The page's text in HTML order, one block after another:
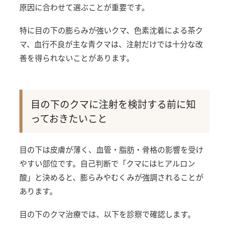
原因に合わせて選ぶことが重要です。
特に目の下の膨らみが強いクマ、色素沈着による茶ク
マ、血行不良が主な青クマは、注射だけでは十分な改
善を得られないことがあります。
目の下のクマに注射を検討する前に知
っておきたいこと
目の下は皮膚が薄く、血管・脂肪・骨格の影響を受け
やすい部位です。自己判断で「クマにはヒアルロン
酸」と決めると、膨らみやむくみが強調されることが
あります。
目の下のクマ治療では、以下を診察で確認します。